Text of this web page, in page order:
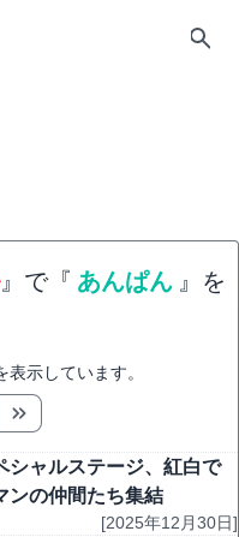
』で『 あんぱん 』を
表示しています。
シャルステージ、紅白で
の仲間たち集結
[2025年12月30日]